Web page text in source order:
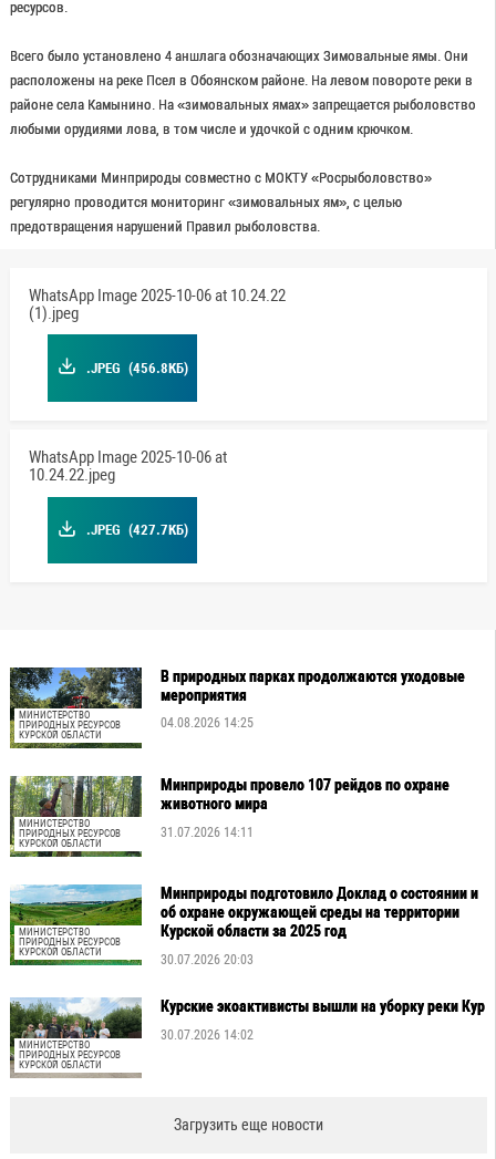
ресурсов.
Всего было установлено 4 аншлага обозначающих Зимовальные ямы. Они
расположены на реке Псел в Обоянском районе. На левом повороте реки в
районе села Камынино. На «зимовальных ямах» запрещается рыболовство
любыми орудиями лова, в том числе и удочкой с одним крючком.
Сотрудниками Минприроды совместно с МОКТУ «Росрыболовство»
регулярно проводится мониторинг «зимовальных ям», с целью
предотвращения нарушений Правил рыболовства.
WhatsApp Image 2025-10-06 at 10.24.22
(1).jpeg
.JPEG (456.8КБ)
WhatsApp Image 2025-10-06 at
10.24.22.jpeg
.JPEG (427.7КБ)
МИНИСТЕРСТВО
ПРИРОДНЫХ РЕСУРСОВ
КУРСКОЙ ОБЛАСТИ
В природных парках продолжаются уходовые
мероприятия
04.08.2026 14:25
МИНИСТЕРСТВО
ПРИРОДНЫХ РЕСУРСОВ
КУРСКОЙ ОБЛАСТИ
Минприроды провело 107 рейдов по охране
животного мира
31.07.2026 14:11
МИНИСТЕРСТВО
ПРИРОДНЫХ РЕСУРСОВ
КУРСКОЙ ОБЛАСТИ
Минприроды подготовило Доклад о состоянии и
об охране окружающей среды на территории
Курской области за 2025 год
30.07.2026 20:03
МИНИСТЕРСТВО
ПРИРОДНЫХ РЕСУРСОВ
КУРСКОЙ ОБЛАСТИ
Курские экоактивисты вышли на уборку реки Кур
30.07.2026 14:02
Загрузить еще новости